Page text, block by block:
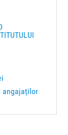
angajaţilor